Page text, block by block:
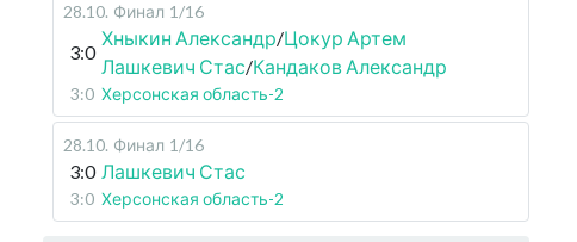
28.10. Финал 1/16
3:0
Хныкин Александр/Цокур Артем
Лашкевич Стас/Кандаков Александр
3:0 Херсонская область-2
28.10. Финал 1/16
3:0 Лашкевич Стас
3:0 Херсонская область-2